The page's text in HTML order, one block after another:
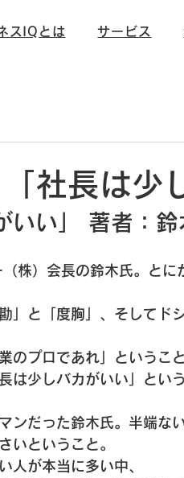
スIQとは サービス
社長は少
いい」 著者：
株）会長の鈴木氏。とに
」と「度胸」、そしてド
のプロであれ」ということ
は少しバカがいい」という
ンだった鈴木氏。半端な
いということ。
人が本当に多い中、